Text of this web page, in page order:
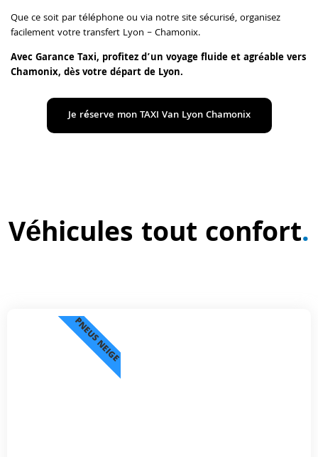
Que ce soit par téléphone ou via notre site sécurisé, organisez
facilement votre transfert Lyon – Chamonix.
Avec Garance Taxi, profitez d’un voyage fluide et agréable vers
Chamonix, dès votre départ de Lyon.
Je réserve mon TAXI Van Lyon Chamonix
Véhicules tout confort.
PNEUS NEIGE